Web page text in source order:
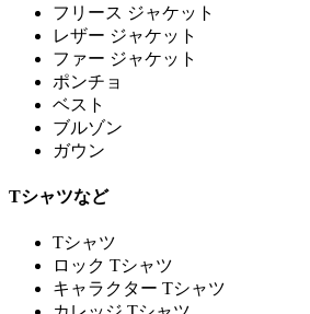
フリース ジャケット
レザー ジャケット
ファー ジャケット
ポンチョ
ベスト
ブルゾン
ガウン
Tシャツなど
Tシャツ
ロック Tシャツ
キャラクター Tシャツ